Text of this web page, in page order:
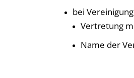
bei
Vertretung
Name der